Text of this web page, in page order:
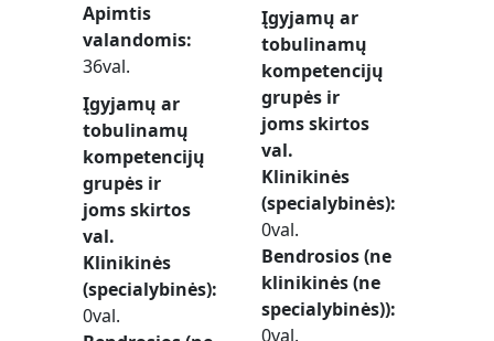
Apimtis
valandomis
36val.
Įgyjamų ar
tobulinamų
kompetencijų
grupės ir
joms skirtos
val.
Klinikinės
(specialybinės)
0val.
Įgyjamų ar
tobulinamų
kompetencijų
grupės ir
joms skirtos
val.
Klinikinės
(specialybinės)
0val.
Bendrosios (ne
klinikinės (ne
specialybinės))
0val.